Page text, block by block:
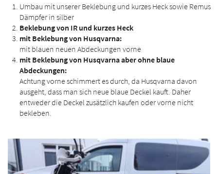
Umbau mit unserer Beklebung und kurzes Heck sowie Remus
Dämpfer in silber
Beklebung von IR und kurzes Heck
mit Beklebung von Husqvarna:
mit blauen neuen Abdeckungen vorne
mit Beklebung von Husqvarna aber ohne blaue
Abdeckungen:
Achtung vorne schimmert es durch, da Husqvarna davon
ausgeht, dass man sich neue blaue Deckel kauft. Daher
entweder die Deckel zusätzlich kaufen oder vorne nicht
bekleben.